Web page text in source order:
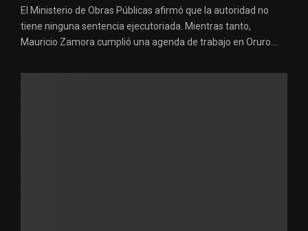
El Ministerio de Obras Públicas afirmó que la autoridad no
tiene ninguna sentencia ejecutoriada. Mientras tanto,
Mauricio Zamora cumplió una agenda de trabajo en Oruro....